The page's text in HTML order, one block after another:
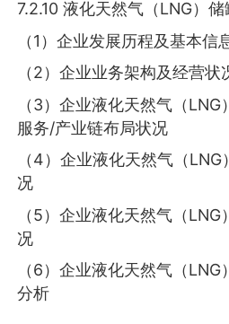
7.2.10 液化天然气（LNG）
（1）企业发展历程及基本信
（2）企业业务架构及经营状
（3）企业液化天然气（
服务/产业链布局状况
（4）企业液化天然气（
况
（5）企业液化天然气（
况
（6）企业液化天然气（
分析